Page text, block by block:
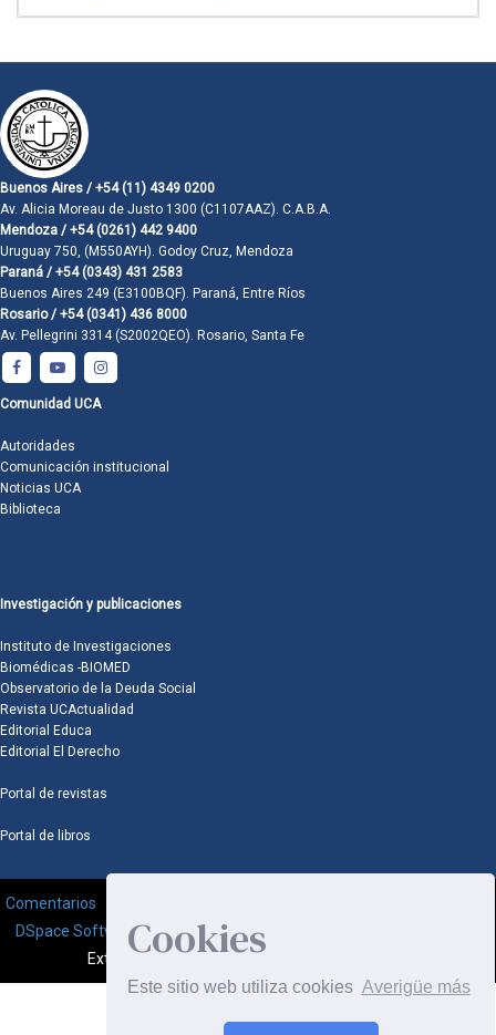
Cookies
Este sitio web utiliza cookies Averigüe más
Buenos Aires / +54 (11) 4349 0200
Av. Alicia Moreau de Justo 1300 (C1107AAZ). C.A.B.A.
Mendoza / +54 (0261) 442 9400
Uruguay 750, (M550AYH). Godoy Cruz, Mendoza
Paraná / +54 (0343) 431 2583
Buenos Aires 249 (E3100BQF). Paraná, Entre Ríos
Rosario / +54 (0341) 436 8000
Av. Pellegrini 3314 (S2002QEO). Rosario, Santa Fe
Comunidad UCA
Autoridades
Comunicación institucional
Noticias UCA
Biblioteca
Investigación y publicaciones
Instituto de Investigaciones
Biomédicas -BIOMED
Observatorio de la Deuda Social
Revista UCActualidad
Editorial Educa
Editorial El Derecho
Portal de revistas
Portal de libros
Comentarios
DSpace SoftwareCopyright © 2002-2008
Extensión mantenida y optimizado por